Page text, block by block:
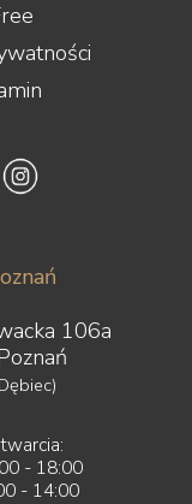
106a
- 18:00
- 14:00